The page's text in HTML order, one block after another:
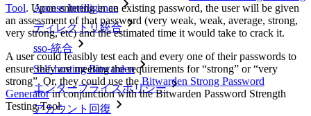
Access Intelligence
ディレクトリ統合
sso-統合
Self-hosting Bitwarden
エンタープライズポリシー
アカウント回復
Tool. Upon entering in an existing password, the user will be given
an assessment of that password (very weak, weak, average, strong,
very strong, etc) and the estimated time it would take to crack it.
A user could feasibly test each and every one of their passwords to
ensure they are meeting the requirements for “strong” or “very
strong”. Or, they could use theBitwarden Strong Password
Generatorin conjunction with the Bitwarden Password Strength
Testing Tool.